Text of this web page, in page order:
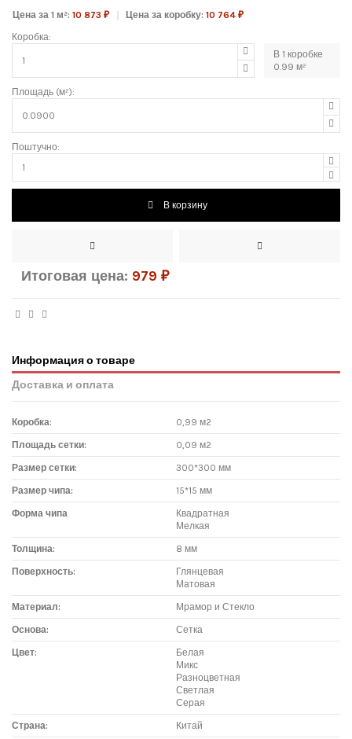
Цена за 1 м²:10 873 ₽ Цена за коробку:10 764 ₽
Коробка:
В 1 коробке
0.99 м²
Площадь (м²):
Поштучно:
В корзину
Итоговая цена: 979 ₽
Информация о товаре
Доставка и оплата
Коробка: 0,99 м2
Площадь сетки: 0,09 м2
Размер сетки: 300*300 мм
Размер чипа: 15*15 мм
Форма чипа
Квадратная
Мелкая
Толщина: 8 мм
Поверхность:
Глянцевая
Матовая
Материал: Мрамор и Стекло
Основа: Сетка
Цвет:
Белая
Микс
Разноцветная
Светлая
Серая
Страна: Китай